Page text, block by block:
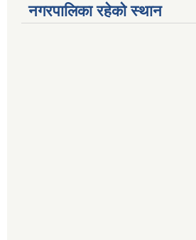
नगरपालिका रहेको स्थान